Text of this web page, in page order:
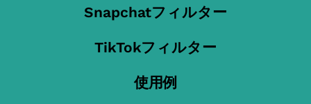
Snapchatフィルター
TikTokフィルター
使用例